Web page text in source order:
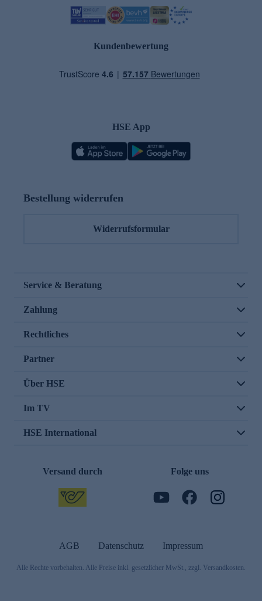
Kundenbewertung
HSE App
Bestellung widerrufen
Widerrufsformular
Service & Beratung
Zahlung
Rechtliches
Partner
Über HSE
Im TV
HSE International
Versand durch Folge uns
AGB Datenschutz Impressum
Alle Rechte vorbehalten. Alle Preise inkl. gesetzlicher MwSt., zzgl. Versandkosten.